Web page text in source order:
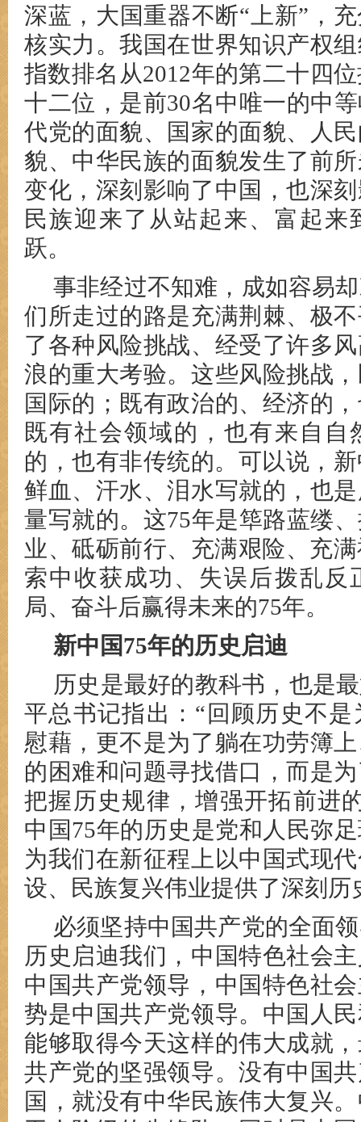
深蓝，大国重器不断“上新”，
核实力。我国在世界知识产权
指数排名从2012年的第二十四
十二位，是前30名中唯一的中
代党的面貌、国家的面貌、人
貌、中华民族的面貌发生了前
变化，深刻影响了中国，也深
民族迎来了从站起来、富起来
跃。
事非经过不知难，成如容易
们所走过的路是充满荆棘、极
了各种风险挑战、经受了许多
浪的重大考验。这些风险挑战
国际的；既有政治的、经济的
既有社会领域的，也有来自自
的，也有非传统的。可以说，
鲜血、汗水、泪水写就的，也
量写就的。这75年是筚路蓝缕
业、砥砺前行、充满艰险、充
索中收获成功、失误后拨乱反
局、奋斗后赢得未来的75年。
新中国75年的历史启迪
历史是最好的教科书，也是
平总书记指出：“回顾历史不
慰藉，更不是为了躺在功劳簿
的困难和问题寻找借口，而是
把握历史规律，增强开拓前进
中国75年的历史是党和人民弥
为我们在新征程上以中国式现
设、民族复兴伟业提供了深刻历
必须坚持中国共产党的全面
历史启迪我们，中国特色社会
中国共产党领导，中国特色社
势是中国共产党领导。中国人
能够取得今天这样的伟大成就
共产党的坚强领导。没有中国
国，就没有中华民族伟大复兴